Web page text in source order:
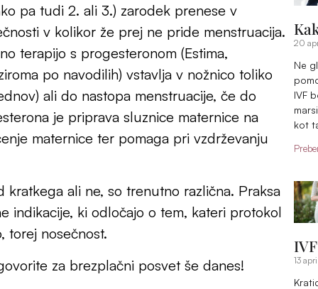
pa tudi 2. ali 3.) zarodek prenese v
v kolikor že prej ne pride menstruacija.
terapijo s progesteronom (Estima,
po navodilih) vstavlja v nožnico toliko
ali do nastopa menstruacije, če do
je priprava sluznice maternice na
maternice ter pomaga pri vzdrževanju
ali ne, so trenutno različna. Praksa
indikacije, ki odločajo o tem, kateri protokol
torej nosečnost.
za brezplačni posvet še danes!
20
Ne
IVF
kot
13